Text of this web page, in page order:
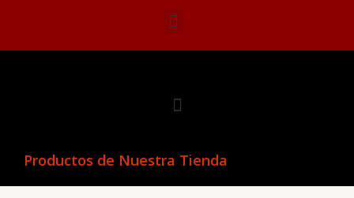
Menu
Menu
Productos de Nuestra Tienda